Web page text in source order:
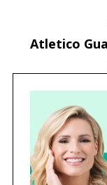
Atletico